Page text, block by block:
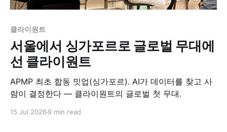
클라이원트
서울에서 싱가포르로 글로벌 무대에
선 클라이원트
APMP 최초 합동 밋업(싱가포르). AI가 데이터를 찾고 사
람이 결정한다 — 클라이원트의 글로벌 첫 무대.
15 Jul 2026 9 min read